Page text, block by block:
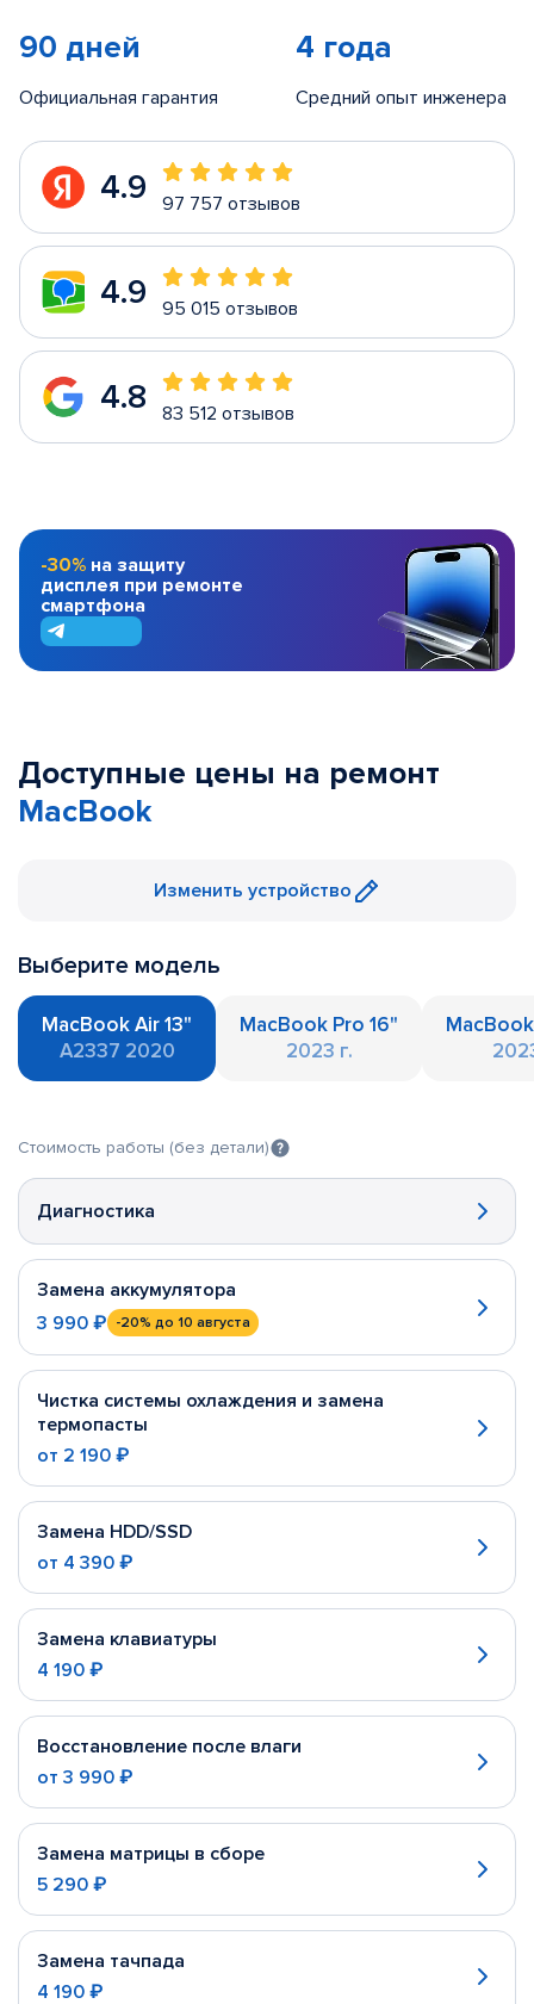
90 дней
Официальная гарантия
4 года
Средний опыт инженера
4.9 97 757 отзывов
4.9 95 015 отзывов
4.8 83 512 отзывов
-30% на защиту
дисплея при ремонте
смартфона
Доступные цены на ремонт
MacBook
Изменить устройство
Выберите модель
MacBook Air 13"
A2337 2020
MacBook Pro 16"
2023 г.
Стоимость работы (без детали)
Диагностика
Замена аккумулятора
3 990 ₽ -20% до 10 августа
Чистка системы охлаждения и замена
термопасты
от 2 190 ₽
Замена HDD/SSD
от 4 390 ₽
Замена клавиатуры
4 190 ₽
Восстановление после влаги
от 3 990 ₽
Замена матрицы в сборе
5 290 ₽
Замена тачпада
4 190 ₽